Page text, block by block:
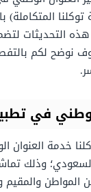
المتكاملة)
التحديثات
نوضح لكم
في
خدمة العنوان
المواطن